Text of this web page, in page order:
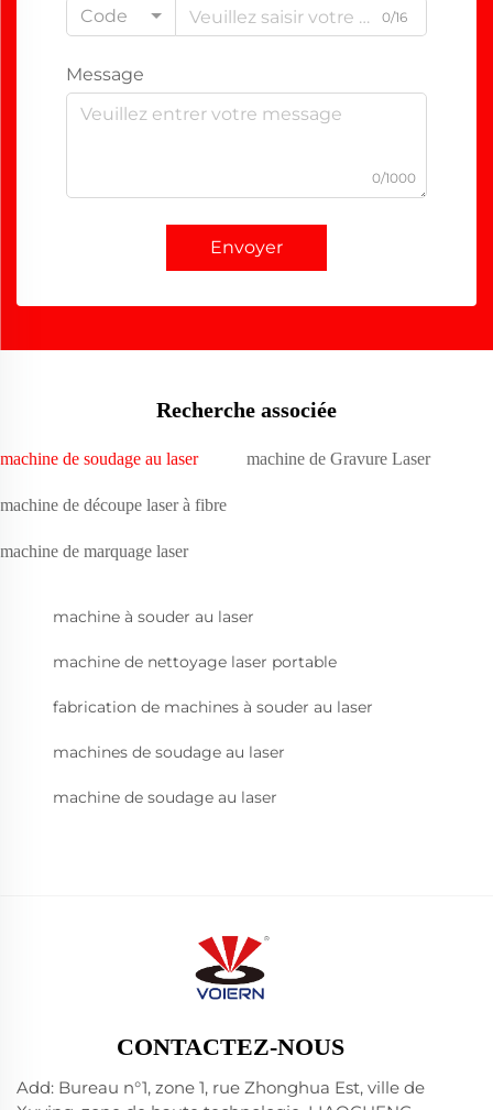
Code
0/16
Message
0/1000
Envoyer
Recherche associée
machine de soudage au laser machine de Gravure Laser
machine de découpe laser à fibre
machine de marquage laser
machine à souder au laser
machine de nettoyage laser portable
fabrication de machines à souder au laser
machines de soudage au laser
machine de soudage au laser
CONTACTEZ-NOUS
Add: Bureau n°1, zone 1, rue Zhonghua Est, ville de